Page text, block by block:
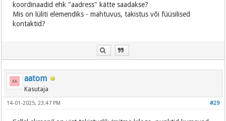
koordinaadid ehk "aadress" kätte saadakse?
Mis on lüliti elemendiks - mahtuvus, takistus või füüsilised
kontaktid?
aatom
Kasutaja
#29
14-01-2025, 23:47 PM